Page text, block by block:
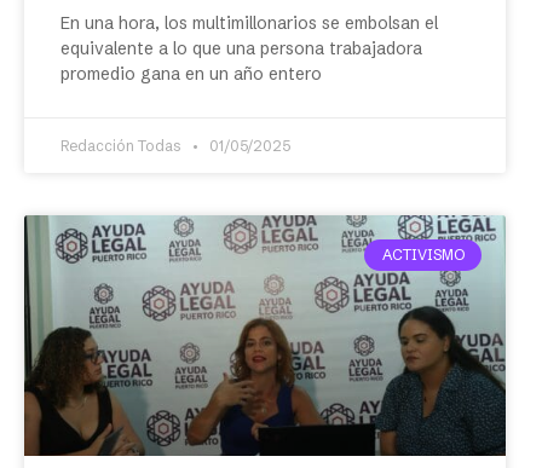
En una hora, los multimillonarios se embolsan el
equivalente a lo que una persona trabajadora
promedio gana en un año entero
Redacción Todas 01/05/2025
ACTIVISMO